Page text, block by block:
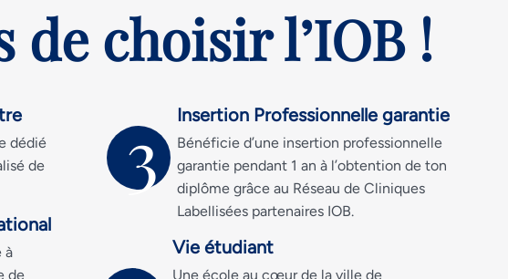
de choisir l’IOB !
dédié
de
à
de
3 Insertion Professionnelle garantie
Bénéficie d’une insertion professionnelle
garantie pendant 1 an à l’obtention de ton
diplôme grâce au Réseau de Cliniques
Labellisées partenaires IOB.
Vie étudiant
Une école au cœur de la ville de